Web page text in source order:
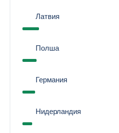
Латвия
Полша
Германия
Нидерландия